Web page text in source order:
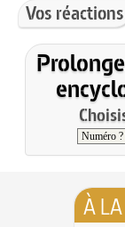
Vos réactions
À